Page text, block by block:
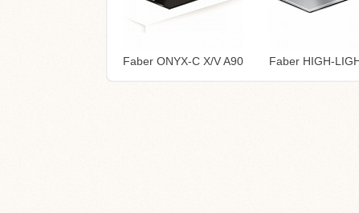
Faber ONYX-C X/V A90 Faber HIGH-